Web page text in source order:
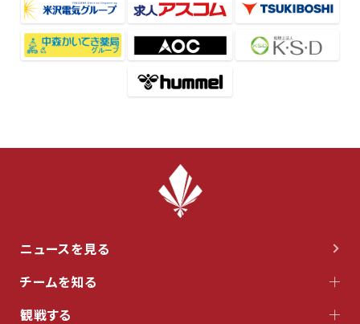
ニュースを見る
チームを知る
観戦する